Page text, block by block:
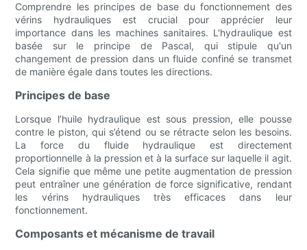
Comprendre les principes de base du fonctionnement des
vérins hydrauliques est crucial pour apprécier leur
importance dans les machines sanitaires. L'hydraulique est
basée sur le principe de Pascal, qui stipule qu'un
changement de pression dans un fluide confiné se transmet
de manière égale dans toutes les directions.
Principes de base
Lorsque l’huile hydraulique est sous pression, elle pousse
contre le piston, qui s’étend ou se rétracte selon les besoins.
La force du fluide hydraulique est directement
proportionnelle à la pression et à la surface sur laquelle il agit.
Cela signifie que même une petite augmentation de pression
peut entraîner une génération de force significative, rendant
les vérins hydrauliques très efficaces dans leur
fonctionnement.
Composants et mécanisme de travail